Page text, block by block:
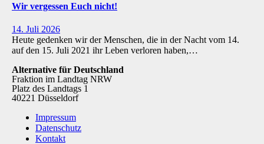
Wir vergessen Euch nicht!
14. Juli 2026
Heute gedenken wir der Menschen, die in der Nacht vom 14.
auf den 15. Juli 2021 ihr Leben verloren haben,…
Alternative für Deutschland
Fraktion im Landtag NRW
Platz des Landtags 1
40221 Düsseldorf
Impressum
Datenschutz
Kontakt